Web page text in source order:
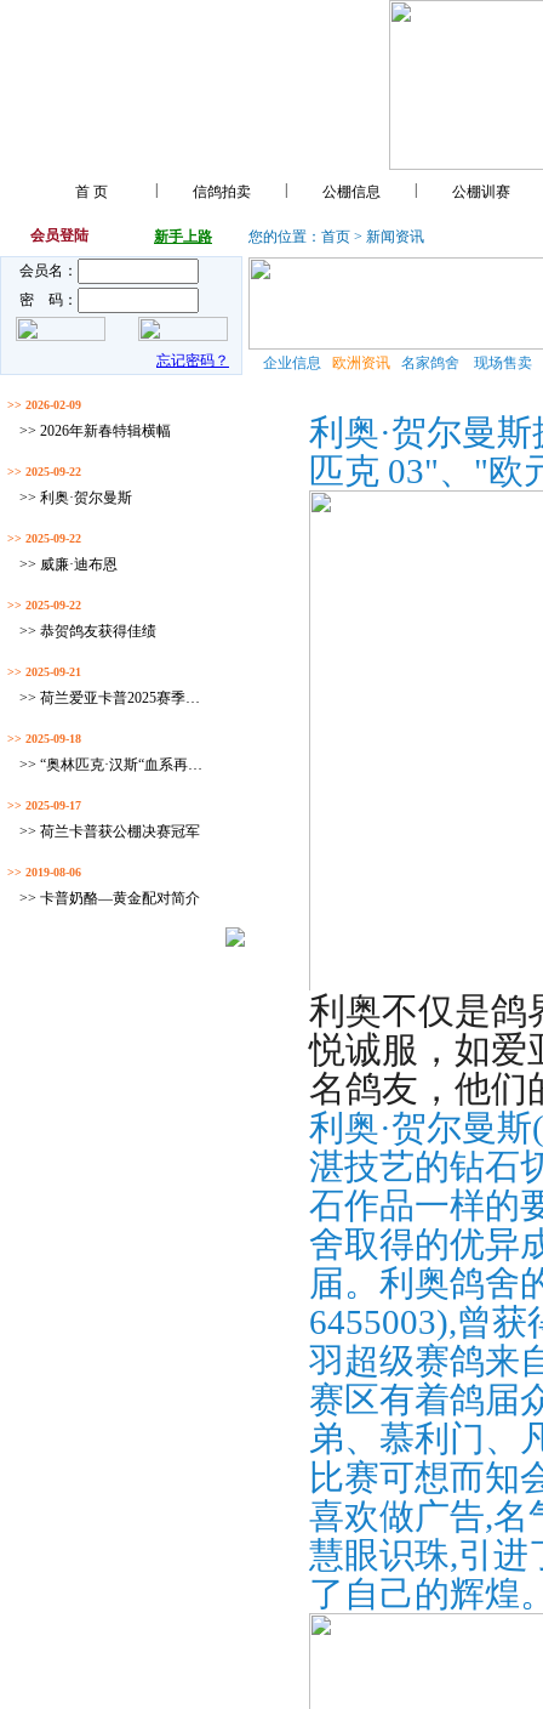
首 页 信鸽拍卖 公棚信息 公棚训赛
会员登陆
新手上路
会员名：
密 码：
忘记密码？
>> 2026-02-09
>> 2026年新春特辑横幅
>> 2025-09-22
>> 利奥·贺尔曼斯
>> 2025-09-22
>> 威廉·迪布恩
>> 2025-09-22
>> 恭贺鸽友获得佳绩
>> 2025-09-21
>> 荷兰爱亚卡普2025赛季完美收官
>> 2025-09-18
>> “奥林匹克·汉斯“血系再获佳绩
>> 2025-09-17
>> 荷兰卡普获公棚决赛冠军
>> 2019-08-06
>> 卡普奶酪—黄金配对简介
您的位置： 首页 > 新闻资讯
企业信息 欧洲资讯 名家鸽舍 现场售卖
利奥·贺尔曼
匹克 03"、"欧
利奥不仅是鸽
悦诚服，如爱
名鸽友，他们
利奥·贺尔曼
湛技艺的钻石
石作品一样的
舍取得的优异
届。利奥鸽舍
6455003),曾
羽超级赛鸽来
赛区有着鸽届
弟、慕利门、
比赛可想而知
喜欢做广告,名
慧眼识珠,引进
了自己的辉煌